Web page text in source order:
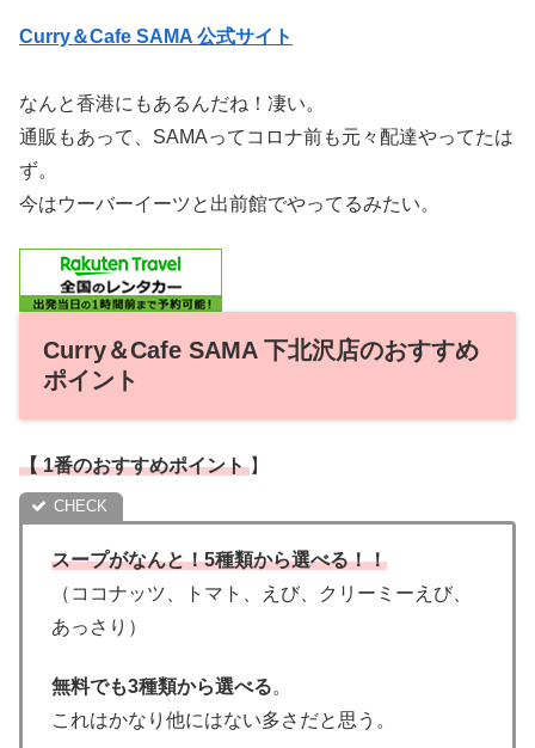
Curry＆Cafe SAMA 公式サイト
なんと香港にもあるんだね！凄い。
通販もあって、SAMAってコロナ前も元々配達やってたは
ず。
今はウーバーイーツと出前館でやってるみたい。
Curry＆Cafe SAMA 下北沢店のおすすめ
ポイント
【 1番のおすすめポイント】
スープがなんと！5種類から選べる！！
（ココナッツ、トマト、えび、クリーミーえび、
あっさり）
無料でも3種類から選べる。
これはかなり他にはない多さだと思う。